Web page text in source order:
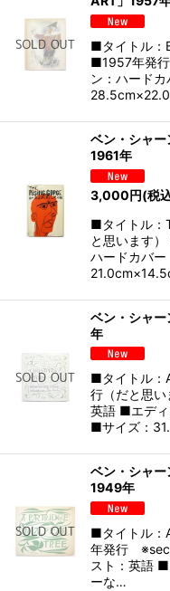
■タイトル：
■1957年発
ン：ハード
ベン・シャ
1961年
3,000円(税
■タイトル：
と思います
ハードカバ
ベン・シャ
年
■タイトル：
行（だと思
英語 ■エディ
■サイズ：
ベン・シャ
1949年
■タイトル：
年発行
スト：英語
ーな…